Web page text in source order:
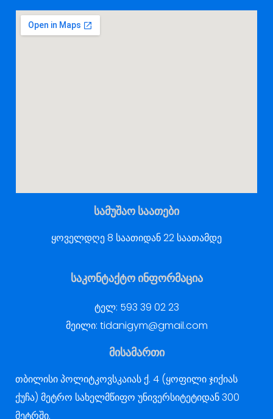
სამუშაო საათები
ყოველდღე 8 საათიდან 22 საათამდე
საკონტაქტო ინფორმაცია
ტელ: 593 39 02 23
მეილი: tidanigym@gmail.com
მისამართი
თბილისი პოლიტკოვსკაიას ქ. 4 (ყოფილი ჯიქიას
ქუჩა) მეტრო სახელმწიფო უნივერსიტეტიდან 300
მეტრში.